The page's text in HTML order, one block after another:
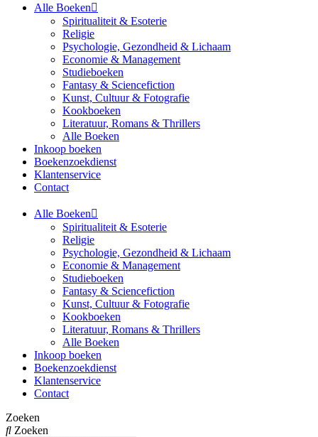
Alle Boeken
Spiritualiteit & Esoterie
Religie
Psychologie, Gezondheid & Lichaam
Economie & Management
Studieboeken
Fantasy & Sciencefiction
Kunst, Cultuur & Fotografie
Kookboeken
Literatuur, Romans & Thrillers
Alle Boeken
Inkoop boeken
Boekenzoekdienst
Klantenservice
Contact
Alle Boeken
Spiritualiteit & Esoterie
Religie
Psychologie, Gezondheid & Lichaam
Economie & Management
Studieboeken
Fantasy & Sciencefiction
Kunst, Cultuur & Fotografie
Kookboeken
Literatuur, Romans & Thrillers
Alle Boeken
Inkoop boeken
Boekenzoekdienst
Klantenservice
Contact
Zoeken
Zoeken